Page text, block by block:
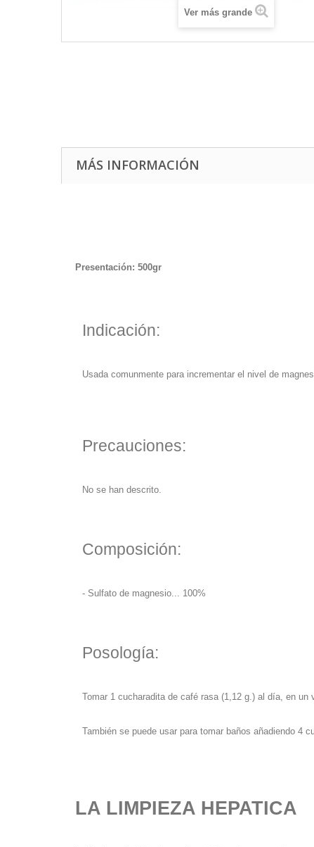
Ver más grande
MÁS INFORMACIÓN
Presentación: 500gr
Indicación:
Usada comunmente para incrementar el nivel de
Precauciones:
No se han descrito.
Composición:
- Sulfato de magnesio... 100%
Posología:
Tomar 1 cucharadita de café rasa (1,12 g.) al día, en un
También se puede usar para tomar baños añadiendo 4
LA LIMPIEZA HEPATICA